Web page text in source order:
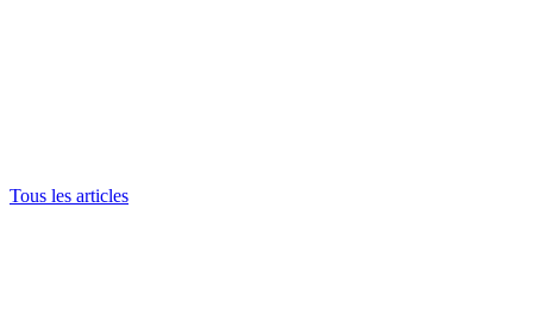
Tous les articles